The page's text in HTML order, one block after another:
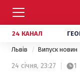
24 КАНАЛ
Львів Випуск новин
24 січня, 23:27 1